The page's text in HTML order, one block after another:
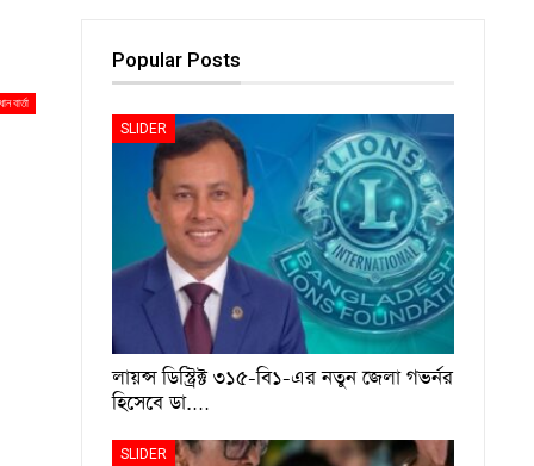
বার্তা
Popular Posts
SLIDER
লায়ন্স ডিস্ট্রিক্ট ৩১৫-বি১-এর নতুন জেলা গভর্নর
হিসেবে ডা.…
SLIDER